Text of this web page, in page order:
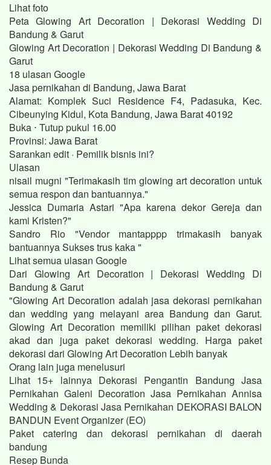
Lihat foto
Peta Glowing Art Decoration | Dekorasi Wedding Di
Bandung & Garut
Glowing Art Decoration | Dekorasi Wedding Di Bandung &
Garut
18 ulasan Google
Jasa pernikahan di Bandung, Jawa Barat
Alamat: Komplek Suci Residence F4, Padasuka, Kec.
Cibeunying Kidul, Kota Bandung, Jawa Barat 40192
Buka ⋅ Tutup pukul 16.00
Provinsi: Jawa Barat
Sarankan edit · Pemilik bisnis ini?
Ulasan
nisail mugni "Terimakasih tim glowing art decoration untuk
semua respon dan bantuannya."
Jessica Dumaria Astari "Apa karena dekor Gereja dan
kami Kristen?"
Sandro Rio "Vendor mantapppp trimakasih banyak
bantuannya Sukses trus kaka "
Lihat semua ulasan Google
Dari Glowing Art Decoration | Dekorasi Wedding Di
Bandung & Garut
"Glowing Art Decoration adalah jasa dekorasi pernikahan
dan wedding yang melayani area Bandung dan Garut.
Glowing Art Decoration memiliki pilihan paket dekorasi
akad dan juga paket dekorasi wedding. Harga paket
dekorasi dari Glowing Art Decoration Lebih banyak
Orang lain juga menelusuri
Lihat 15+ lainnya Dekorasi Pengantin Bandung Jasa
Pernikahan Galeni Decoration Jasa Pernikahan Annisa
Wedding & Dekorasi Jasa Pernikahan DEKORASI BALON
BANDUN Event Organizer (EO)
Paket catering dan dekorasi pernikahan di daerah
bandung
Resep Bunda